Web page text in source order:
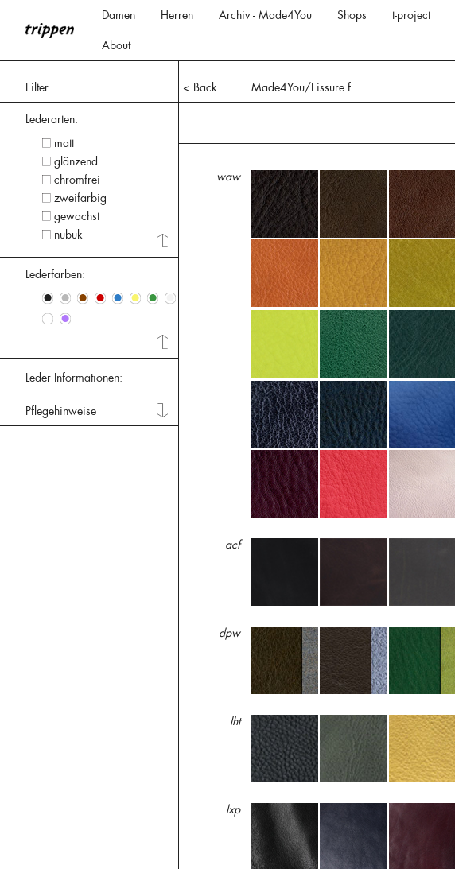
Damen Herren Archiv - Made4You Shops t-project
About
Filter < Back Made4You/Fissure f
Lederarten:
matt
glänzend
chromfrei
zweifarbig
gewachst
nubuk
Lederfarben:
• • • • • • • •
• •
Leder Informationen:
Pflegehinweise
waw
acf
dpw
lht
lxp